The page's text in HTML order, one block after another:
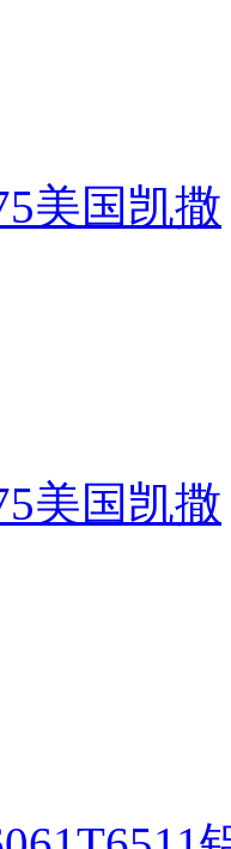
美国凯撒
美国凯撒